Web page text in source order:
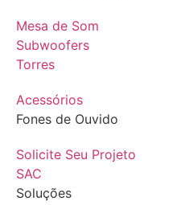
Mesa de Som
Subwoofers
Torres
Acessórios
Fones de Ouvido
Solicite Seu Projeto
SAC
Soluções